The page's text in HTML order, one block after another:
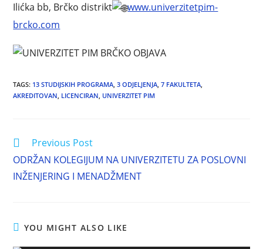
Ilićka bb, Brčko distrikt
www.univerzitetpim-
brcko.com
TAGS: 13 STUDIJSKIH PROGRAMA 3 ODJELJENJA 7 FAKULTETA
AKREDITOVAN LICENCIRAN UNIVERZITET PIM
Previous Post
ODRŽAN KOLEGIJUM NA UNIVERZITETU ZA POSLOVNI
INŽENJERING I MENADŽMENT
YOU MIGHT ALSO LIKE